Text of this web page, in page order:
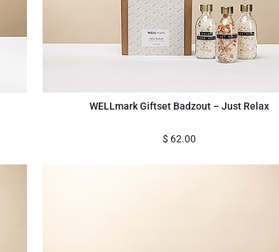
WELLmark Giftset Badzout – Just Relax
$ 62.00